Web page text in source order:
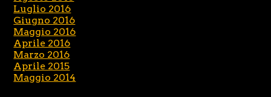
Luglio 2016
Giugno 2016
Maggio 2016
Aprile 2016
Marzo 2016
Aprile 2015
Maggio 2014